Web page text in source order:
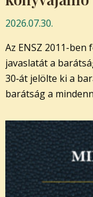
2026.07.30.
Az ENSZ 2011-
javaslatát a
30‑át jelölte ki a
barátság a